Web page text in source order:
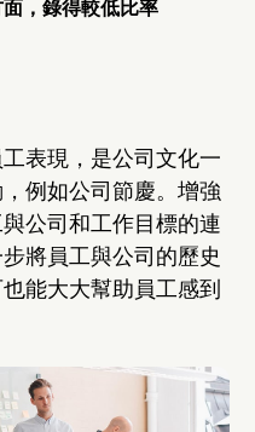
，錄得較低比率
表現，是公司文化一
例如公司節慶。增強
公司和工作目標的連
將員工與公司的歷史
能大大幫助員工感到